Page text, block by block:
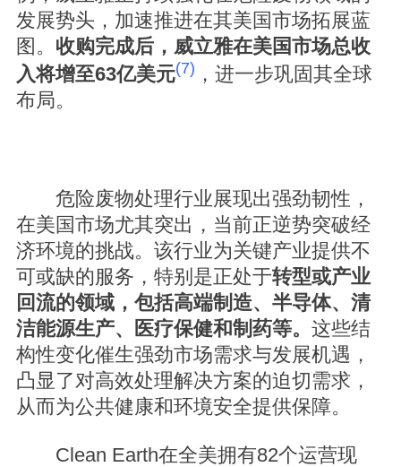
发展势头，加速推进在其美国市场拓展蓝
图。 收购完成后，威立雅在美国市场总收
入将增至63亿美元(7) ，进一步巩固其全球
布局。
危险废物处理行业展现出强劲韧性，
在美国市场尤其突出，当前正逆势突破经
济环境的挑战。该行业为关键产业提供不
可或缺的服务，特别是正处于转型或产业
回流的领域，包括高端制造、半导体、清
洁能源生产、医疗保健和制药等。 这些结
构性变化催生强劲市场需求与发展机遇，
凸显了对高效处理解决方案的迫切需求，
从而为公共健康和环境安全提供保障。
Clean Earth在全美拥有82个运营现